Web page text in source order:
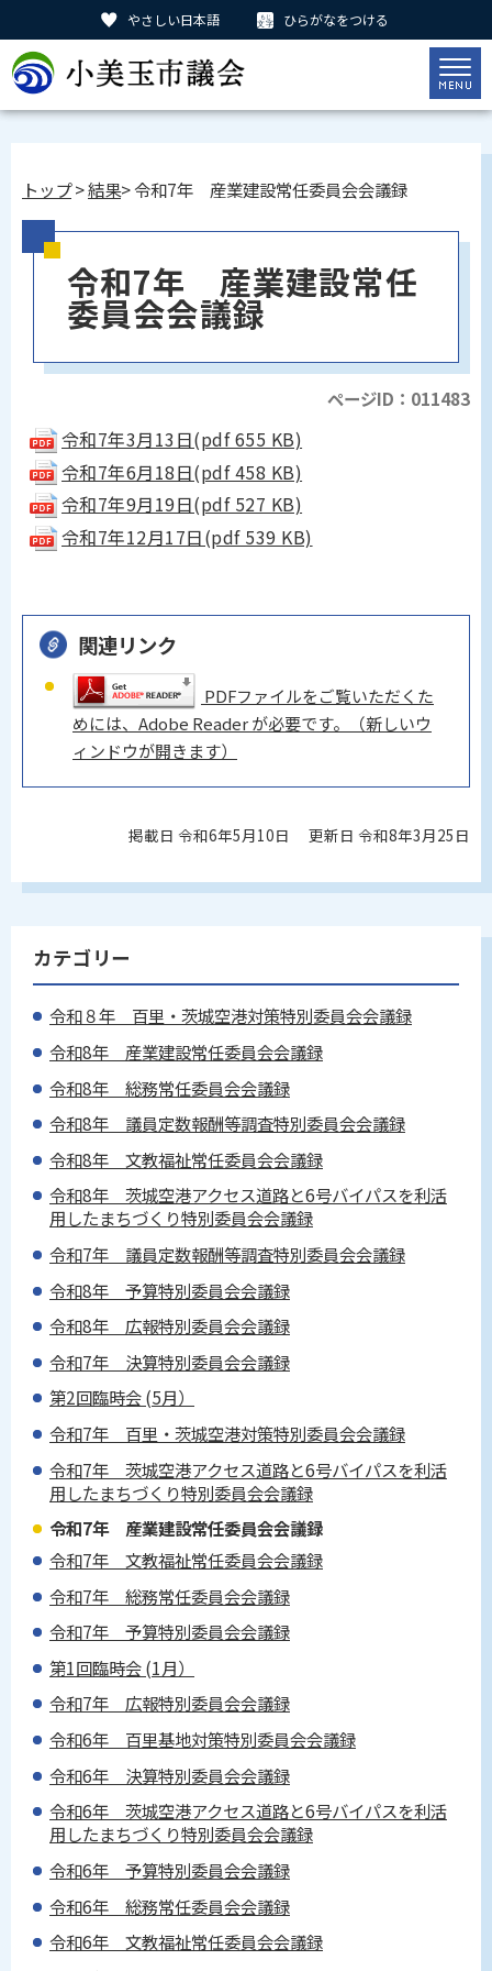
やさしい日本語 ひらがなをつける
トップ>結果> 令和7年 産業建設常任委員会会議録
令和7年 産業建設常任
委員会会議録
ページID：011483
令和7年3月13日(pdf 655 KB)
令和7年6月18日(pdf 458 KB)
令和7年9月19日(pdf 527 KB)
令和7年12月17日(pdf 539 KB)
関連リンク
PDFファイルをご覧いただくた
めには、Adobe Reader が必要です。（新しいウ
ィンドウが開きます）
掲載日 令和6年5月10日 更新日 令和8年3月25日
カテゴリー
令和８年 百里・茨城空港対策特別委員会会議録
令和8年 産業建設常任委員会会議録
令和8年 総務常任委員会会議録
令和8年 議員定数報酬等調査特別委員会会議録
令和8年 文教福祉常任委員会会議録
令和8年 茨城空港アクセス道路と6号バイパスを利活
用したまちづくり特別委員会会議録
令和7年 議員定数報酬等調査特別委員会会議録
令和8年 予算特別委員会会議録
令和8年 広報特別委員会会議録
令和7年 決算特別委員会会議録
第2回臨時会 (5月）
令和7年 百里・茨城空港対策特別委員会会議録
令和7年 茨城空港アクセス道路と6号バイパスを利活
用したまちづくり特別委員会会議録
令和7年 産業建設常任委員会会議録
令和7年 文教福祉常任委員会会議録
令和7年 総務常任委員会会議録
令和7年 予算特別委員会会議録
第1回臨時会 (1月）
令和7年 広報特別委員会会議録
令和6年 百里基地対策特別委員会会議録
令和6年 決算特別委員会会議録
令和6年 茨城空港アクセス道路と6号バイパスを利活
用したまちづくり特別委員会会議録
令和6年 予算特別委員会会議録
令和6年 総務常任委員会会議録
令和6年 文教福祉常任委員会会議録